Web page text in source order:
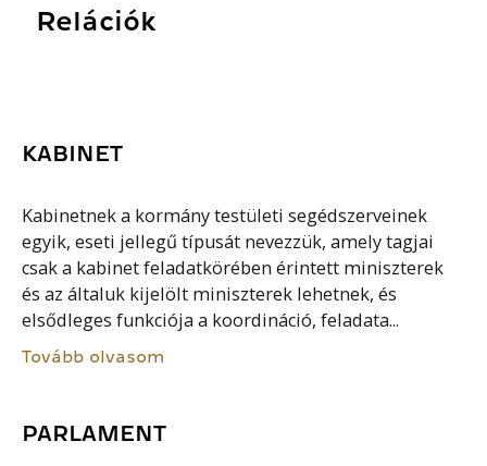
Relációk
KABINET
Kabinetnek a kormány testületi segédszerveinek
egyik, eseti jellegű típusát nevezzük, amely tagjai
csak a kabinet feladatkörében érintett miniszterek
és az általuk kijelölt miniszterek lehetnek, és
elsődleges funkciója a koordináció, feladata...
Tovább olvasom
PARLAMENT